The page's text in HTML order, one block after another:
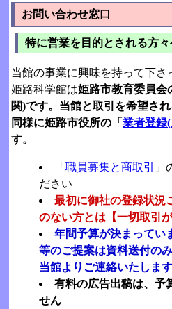
お問い合わせ窓口
特に営業を目的とされる方
当館の事業に興味を持って下さ
姫路科学館は姫路市教育委員会
関)です。当館と取引を希望さ
同様に姫路市役所の「業者登録
す。
「職員募集と商取引
」
ださい
最初に御社の登録状況
のない方とは【一切取引
年間予算が決まってい
等のご提案は資料送付の
当館よりご連絡いたしま
有料の広告出稿は、予
せん